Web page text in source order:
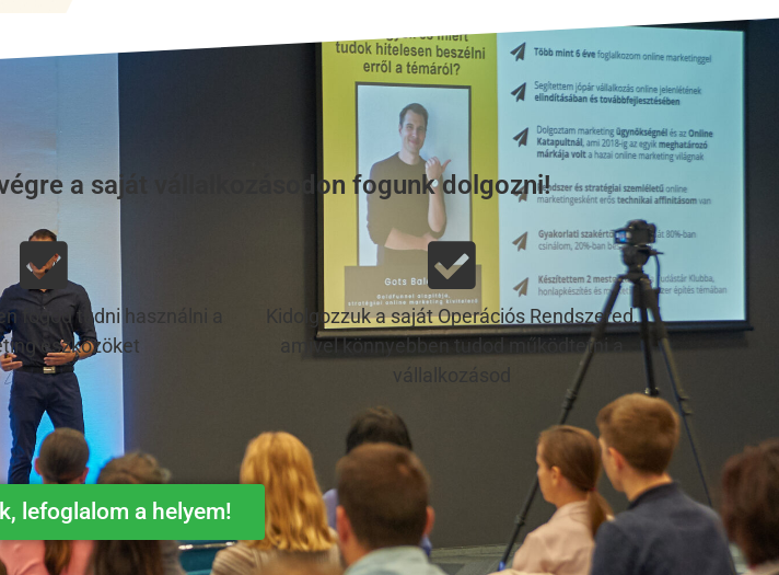
a saját vállalkozásodon fogunk dolgozni!
fogod tudni használni a
eszközöket
Kidolgozzuk a saját Operációs Rendszered,
amivel könnyebben tudod működtetni a
vállalkozásod
lefoglalom a helyem!